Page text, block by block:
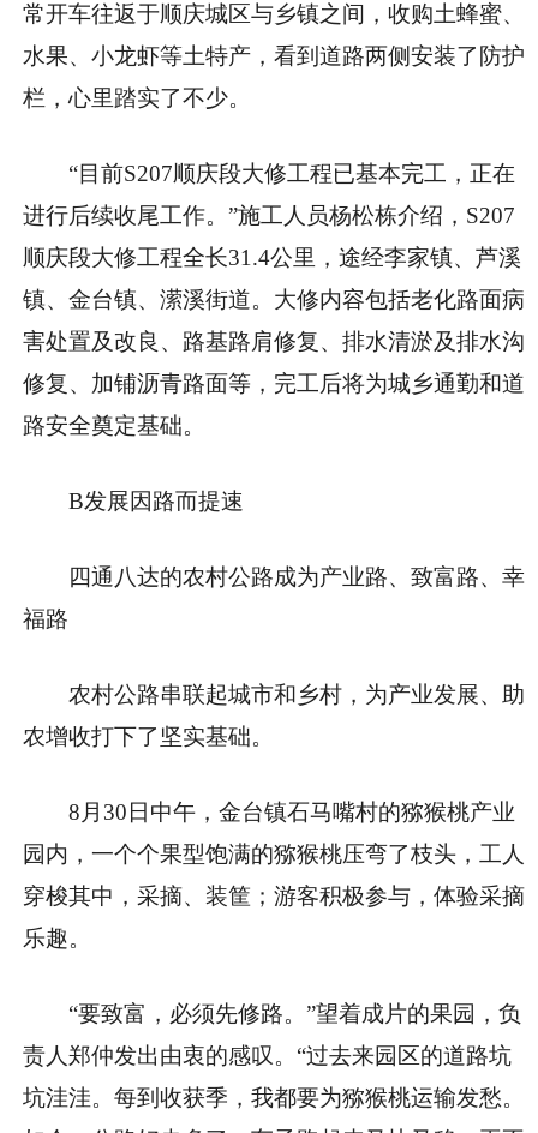
常开车往返于顺庆城区与乡镇之间，收购土蜂蜜、
水果、小龙虾等土特产，看到道路两侧安装了防护
栏，心里踏实了不少。
“目前S207顺庆段大修工程已基本完工，正在
进行后续收尾工作。”施工人员杨松栋介绍，S207
顺庆段大修工程全长31.4公里，途经李家镇、芦溪
镇、金台镇、潆溪街道。大修内容包括老化路面病
害处置及改良、路基路肩修复、排水清淤及排水沟
修复、加铺沥青路面等，完工后将为城乡通勤和道
路安全奠定基础。
B发展因路而提速
四通八达的农村公路成为产业路、致富路、幸
福路
农村公路串联起城市和乡村，为产业发展、助
农增收打下了坚实基础。
8月30日中午，金台镇石马嘴村的猕猴桃产业
园内，一个个果型饱满的猕猴桃压弯了枝头，工人
穿梭其中，采摘、装筐；游客积极参与，体验采摘
乐趣。
“要致富，必须先修路。”望着成片的果园，负
责人郑仲发出由衷的感叹。“过去来园区的道路坑
坑洼洼。每到收获季，我都要为猕猴桃运输发愁。